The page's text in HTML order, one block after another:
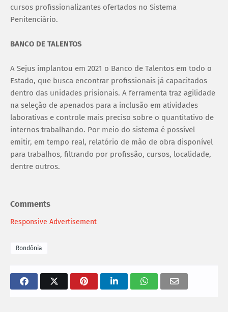
cursos profissionalizantes ofertados no Sistema
Penitenciário.
BANCO DE TALENTOS
A Sejus implantou em 2021 o Banco de Talentos em todo o
Estado, que busca encontrar profissionais já capacitados
dentro das unidades prisionais. A ferramenta traz agilidade
na seleção de apenados para a inclusão em atividades
laborativas e controle mais preciso sobre o quantitativo de
internos trabalhando. Por meio do sistema é possível
emitir, em tempo real, relatório de mão de obra disponível
para trabalhos, filtrando por profissão, cursos, localidade,
dentre outros.
Comments
Responsive Advertisement
Rondônia